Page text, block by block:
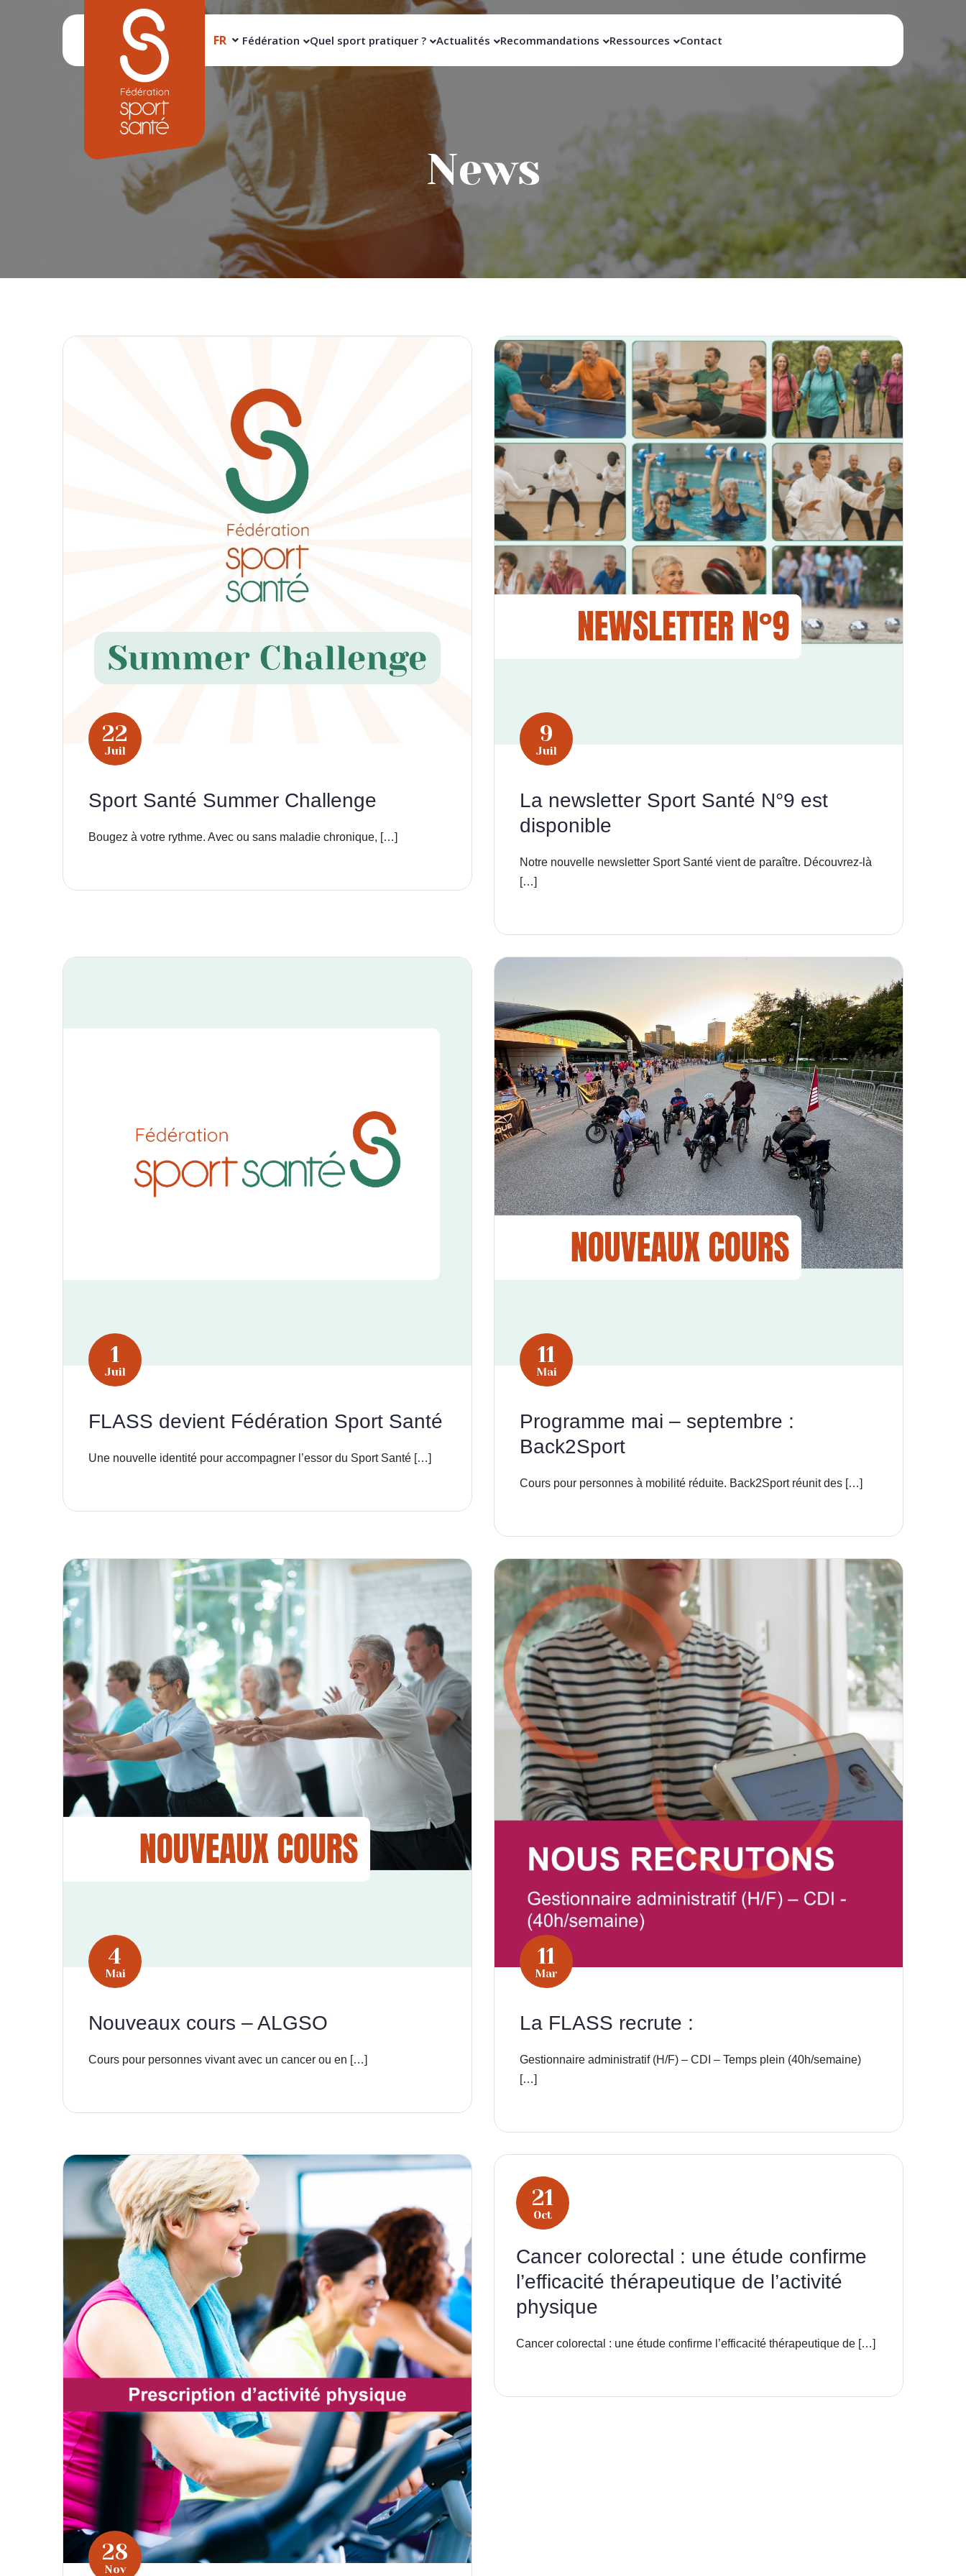
FR Fédération Quel sport pratiquer ? Actualités Recommandations Ressources Contact
News
22
Juil
Sport Santé Summer Challenge
Bougez à votre rythme. Avec ou sans maladie chronique, […]
9
Juil
La newsletter Sport Santé N°9 est
disponible
Notre nouvelle newsletter Sport Santé vient de paraître. Découvrez-là
[…]
1
Juil
FLASS devient Fédération Sport Santé
Une nouvelle identité pour accompagner l’essor du Sport Santé […]
11
Mai
Programme mai – septembre :
Back2Sport
Cours pour personnes à mobilité réduite. Back2Sport réunit des […]
4
Mai
Nouveaux cours – ALGSO
Cours pour personnes vivant avec un cancer ou en […]
11
Mar
La FLASS recrute :
Gestionnaire administratif (H/F) – CDI – Temps plein (40h/semaine)
[…]
28
Nov
21
Oct
Cancer colorectal : une étude confirme
l’efficacité thérapeutique de l’activité
physique
Cancer colorectal : une étude confirme l’efficacité thérapeutique de […]